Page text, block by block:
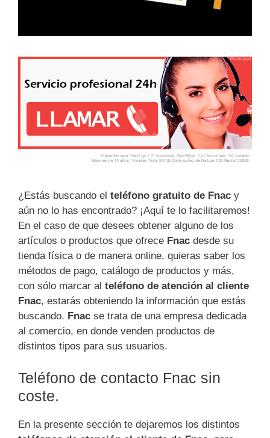
¿Estás buscando el teléfono gratuito de Fnac y
aún no lo has encontrado? ¡Aquí te lo facilitaremos!
En el caso de que desees obtener alguno de los
artículos o productos que ofrece Fnac desde su
tienda física o de manera online, quieras saber los
métodos de pago, catálogo de productos y más,
con sólo marcar al teléfono de atención al cliente
Fnac, estarás obteniendo la información que estás
buscando. Fnac se trata de una empresa dedicada
al comercio, en donde venden productos de
distintos tipos para sus usuarios.
Teléfono de contacto Fnac sin
coste.
En la presente sección te dejaremos los distintos